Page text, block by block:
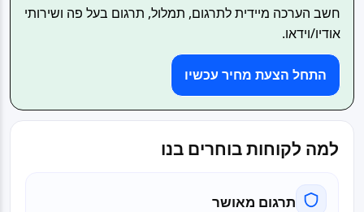
חשב הערכה מיידית לתרגום, תמלול, תרגום בעל פה ושירותי
אודיו/וידאו.
התחל הצעת מחיר עכשיו
למה לקוחות בוחרים בנו
תרגום מאושר